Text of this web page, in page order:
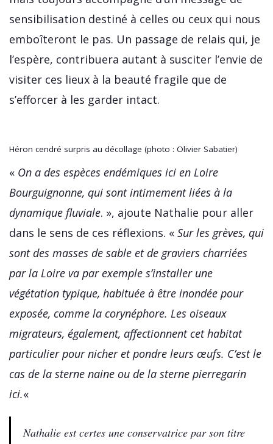
sensibilisation destiné à celles ou ceux qui nous
emboîteront le pas. Un passage de relais qui, je
l’espère, contribuera autant à susciter l’envie de
visiter ces lieux à la beauté fragile que de
s’efforcer à les garder intact.
Héron cendré surpris au décollage (photo : Olivier Sabatier)
« On a des espèces endémiques ici en Loire
Bourguignonne, qui sont intimement liées à la
dynamique fluviale. », ajoute Nathalie pour aller
dans le sens de ces réflexions. « Sur les grèves, qui
sont des masses de sable et de graviers charriées
par la Loire va par exemple s’installer une
végétation typique, habituée à être inondée pour
exposée, comme la corynéphore. Les oiseaux
migrateurs, également, affectionnent cet habitat
particulier pour nicher et pondre leurs œufs. C’est le
cas de la sterne naine ou de la sterne pierregarin
ici.«
Nathalie est certes une conservatrice par son titre